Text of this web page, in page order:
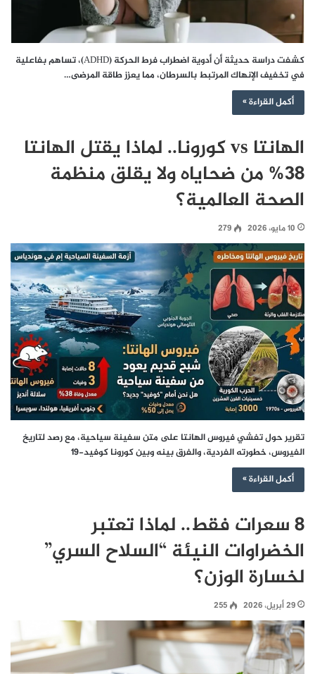
كشفت دراسة حديثة أن أدوية اضطراب فرط الحركة (ADHD)، تساهم بفاعلية
في تخفيف الإنهاك المرتبط بالسرطان، مما يعزز طاقة المرضى…
أكمل القراءة »
الهانتا vs كورونا.. لماذا يقتل الهانتا
38% من ضحاياه ولا يقلق منظمة
الصحة العالمية؟
10 مايو، 2026 279
تقرير حول تفشي فيروس الهانتا على متن سفينة سياحية، مع رصد لتاريخ
الفيروس، خطورته الفردية، والفرق بينه وبين كورونا كوفيد-19
أكمل القراءة »
8 سعرات فقط.. لماذا تعتبر
الخضراوات النيئة “السلاح السري”
لخسارة الوزن؟
29 أبريل، 2026 255